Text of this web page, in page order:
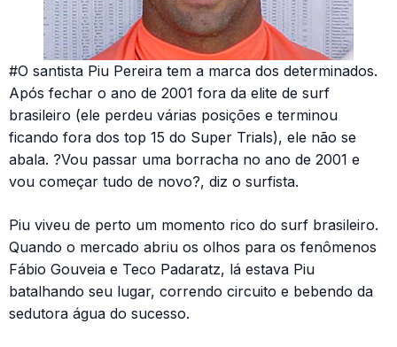
#O santista Piu Pereira tem a marca dos determinados.
Após fechar o ano de 2001 fora da elite de surf
brasileiro (ele perdeu várias posições e terminou
ficando fora dos top 15 do Super Trials), ele não se
abala. ?Vou passar uma borracha no ano de 2001 e
vou começar tudo de novo?, diz o surfista.
Piu viveu de perto um momento rico do surf brasileiro.
Quando o mercado abriu os olhos para os fenômenos
Fábio Gouveia e Teco Padaratz, lá estava Piu
batalhando seu lugar, correndo circuito e bebendo da
sedutora água do sucesso.